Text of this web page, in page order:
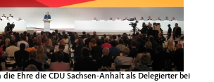
die Ehre die CDU Sachsen-Anhalt als Delegierter bei